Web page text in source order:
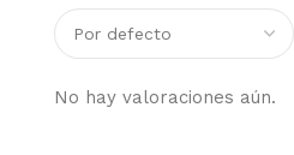
No hay valoraciones aún.